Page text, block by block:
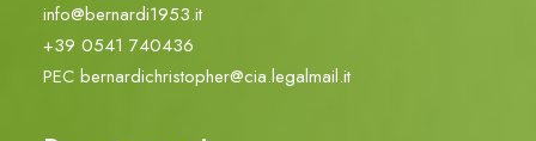
info@bernardi1953.it
+39 0541 740436
PEC bernardichristopher@cia.legalmail.it